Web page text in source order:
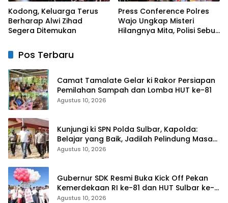
Kodong, Keluarga Terus
Berharap Alwi Zihad
Segera Ditemukan
Press Conference Polres
Wajo Ungkap Misteri
Hilangnya Mita, Polisi Sebut
Pos Terbaru
Camat Tamalate Gelar ki Rakor Persiapan
Pemilahan Sampah dan Lomba HUT ke-81
Agustus 10, 2026
Kunjungi ki SPN Polda Sulbar, Kapolda:
Belajar yang Baik, Jadilah Pelindung Masa
Depan Rakyat
Agustus 10, 2026
Gubernur SDK Resmi Buka Kick Off Pekan
Kemerdekaan RI ke-81 dan HUT Sulbar ke-
22
Agustus 10, 2026